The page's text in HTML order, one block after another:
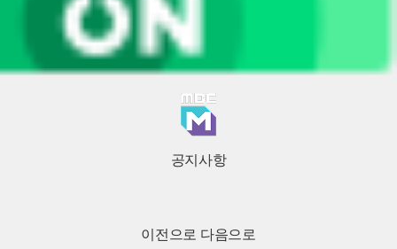
공지사항
이전으로 다음으로